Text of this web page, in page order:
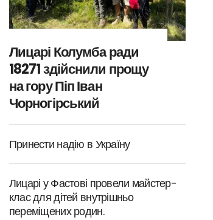
Лицарі Колумба ради
18271 здійснили прощу
на гору Піп Іван
Чорногірський
Принести надію в Україну
Лицарі у Фастові провели майстер-
клас для дітей внутрішньо
переміщених родин.